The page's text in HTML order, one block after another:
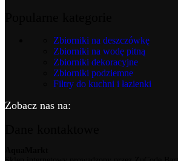
Zbiorniki na deszczówkę
Zbiorniki na wodę pitną
Zbiorniki dekoracyjne
Zbiorniki podziemne
Filtry do kuchni i łazienki
Zobacz nas na: